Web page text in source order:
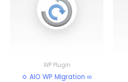
WP Plugin
≎ AIO WP Migration ∞